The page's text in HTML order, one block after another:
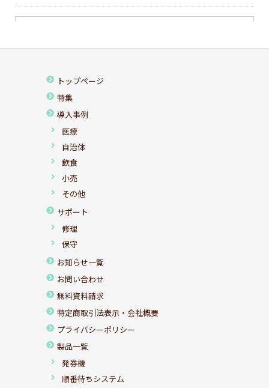
トップページ
特集
導入事例
医療
自治体
飲食
小売
その他
サポート
修理
保守
お知らせ一覧
お問い合わせ
無料資料請求
特定商取引法表示・会社概要
プライバシーポリシー
製品一覧
発券機
順番待ちシステム